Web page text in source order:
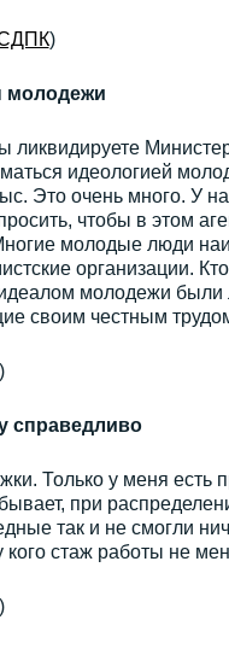
)
молодежи
идеологией
Это очень много. У
чтобы в этом
молодые люди
организации.
молодежи были
своим честным
справедливо
Только у меня есть
при
так и не смогли
кого стаж работы не